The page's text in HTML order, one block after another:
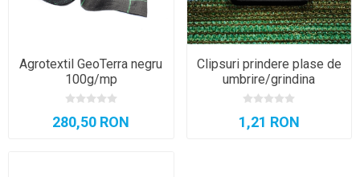
Agrotextil GeoTerra negru
100g/mp
280,50 RON
Clipsuri prindere plase de
umbrire/grindina
1,21 RON